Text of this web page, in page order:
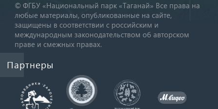
© ФГБУ «Национальный парк «Таганай» Все права на
любые материалы, опубликованные на сайте,
защищены в соответствии с российским и
международным законодательством об авторском
праве и смежных правах.
Партнеры